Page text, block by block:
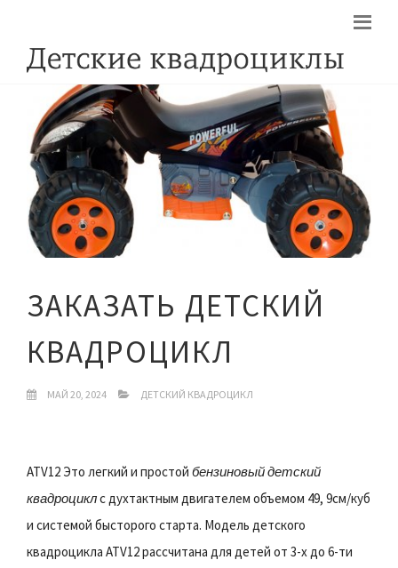
ЗАКАЗАТЬ ДЕТСКИЙ
КВАДРОЦИКЛ
МАЙ 20, 2024 ДЕТСКИЙ КВАДРОЦИКЛ
ATV12 Это легкий и простой бензиновый детский
квадроциклс духтактным двигателем объемом 49, 9см/куб
и системой бысторого старта. Модель детского
квадроцикла ATV12 рассчитана для детей от 3-х до 6-ти